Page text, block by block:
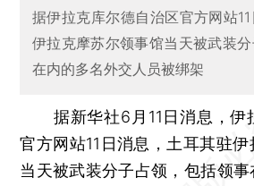
据伊拉克库尔德自治区官方网站
伊拉克摩苏尔领事馆当天被武装
在内的多名外交人员被绑架
据新华社6月11日消息，伊
官方网站11日消息，土耳其驻
当天被武装分子占领，包括领事